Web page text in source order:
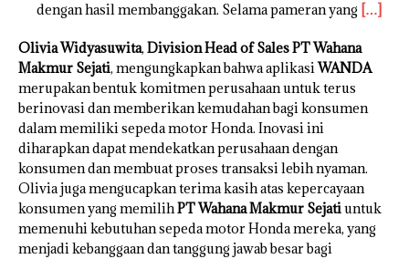
dengan hasil membanggakan. Selama pameran yang […]
Olivia Widyasuwita, Division Head of Sales PT Wahana
Makmur Sejati, mengungkapkan bahwa aplikasiWANDA
merupakan bentuk komitmen perusahaan untuk terus
berinovasi dan memberikan kemudahan bagi konsumen
dalam memiliki sepeda motor Honda. Inovasi ini
diharapkan dapat mendekatkan perusahaan dengan
konsumen dan membuat proses transaksi lebih nyaman.
Olivia juga mengucapkan terima kasih atas kepercayaan
konsumen yang memilihPT Wahana Makmur Sejatiuntuk
memenuhi kebutuhan sepeda motor Honda mereka, yang
menjadi kebanggaan dan tanggung jawab besar bagi